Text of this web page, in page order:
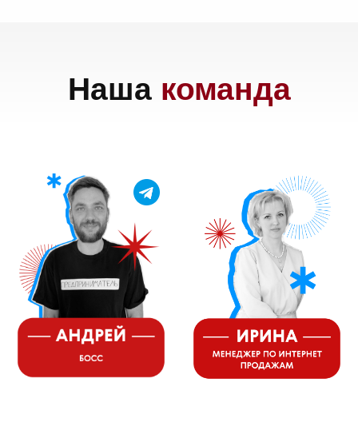
Франшиза
Статьи
Дизайнерам и архитекторам
Инвестиции
Оплата при получении
Возврат и обмен
Trade-In
Подарочные сертификаты